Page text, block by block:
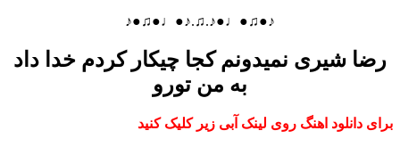
♪●♫●♩●♪.♫.♪●♩●♫●♪
رضا شیری نمیدونم کجا چیکار کردم خدا داد
به من تورو
برای دانلود اهنگ روی لینک آبی زیر کلیک کنید